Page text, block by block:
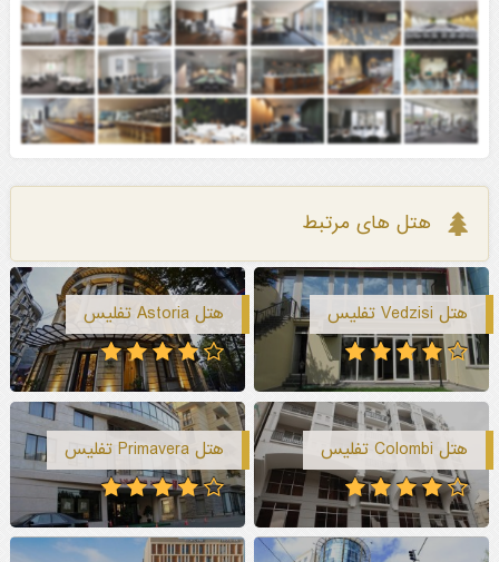
هتل های مرتبط
هتل Vedzisi تفلیس هتل Astoria تفلیس
هتل Colombi تفلیس هتل Primavera تفلیس